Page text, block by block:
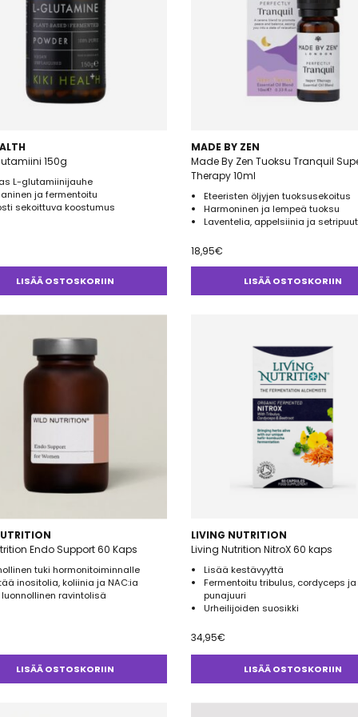
150g
L-glutamiinijauhe
ja fermentoitu
sekoittuva koostumus
LISÄÄ OSTOSKORIIN
MADE BY ZEN
Made By Zen Tuoksu Tranquil
Therapy 10ml
Eteeristen öljyjen tuoksusekoitus
Harmoninen ja lempeä tuoksu
Laventelia, appelsiinia ja
18,95€
LISÄÄ OSTOSKORIIN
Endo Support 60 Kaps
tuki hormonitoiminnalle
inositolia, koliinia ja NAC:ia
luonnollinen ravintolisä
LISÄÄ OSTOSKORIIN
LIVING NUTRITION
Living Nutrition NitroX 60 kaps
Lisää kestävyyttä
Fermentoitu tribulus, cordyceps ja
punajuuri
Urheilijoiden suosikki
34,95€
LISÄÄ OSTOSKORIIN